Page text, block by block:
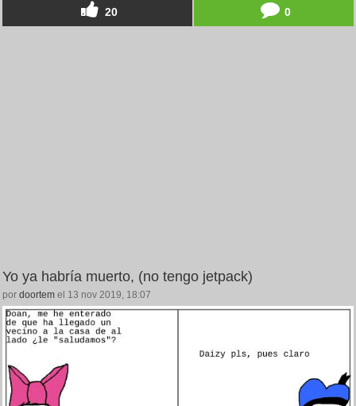
20 0
Yo ya habría muerto, (no tengo jetpack)
por doortem el 13 nov 2019, 18:07